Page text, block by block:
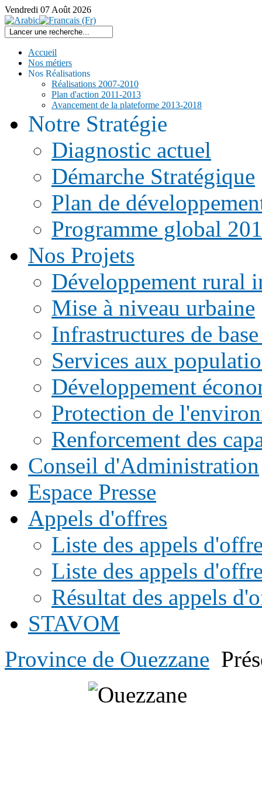
Vendredi 07 Août 2026
Accueil
Nos métiers
Nos Réalisations
Réalisations 2007-2010
Plan d'action 2011-2013
Avancement de la plateforme 2013-2018
Notre Stratégie
Diagnostic actuel
Démarche Stratégique
Plan de
Programme global
Nos Projets
Développement rural
Mise à niveau urbaine
Infrastructures de
Services aux
Développement
Protection de
Renforcement des
Conseil d'Administration
Espace Presse
Appels d'offres
Liste des appels
Liste des appels
Résultat des appels
STAVOM
Province de Ouezzane